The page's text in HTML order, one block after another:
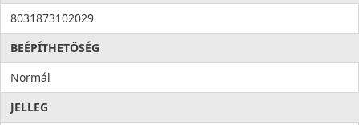
8031873102029
BEÉPÍTHETŐSÉG
Normál
JELLEG